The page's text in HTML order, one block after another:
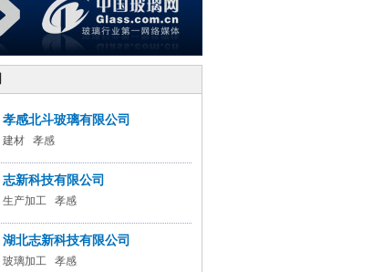
孝感北斗玻璃有限公司
建材 孝感
志新科技有限公司
生产加工 孝感
湖北志新科技有限公司
玻璃加工 孝感